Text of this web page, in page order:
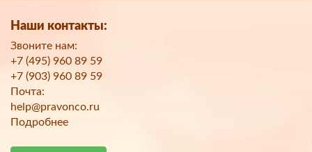
Наши контакты:
Звоните нам:
+7 (495) 960 89 59
+7 (903) 960 89 59
Почта:
help@pravonco.ru
Подробнее